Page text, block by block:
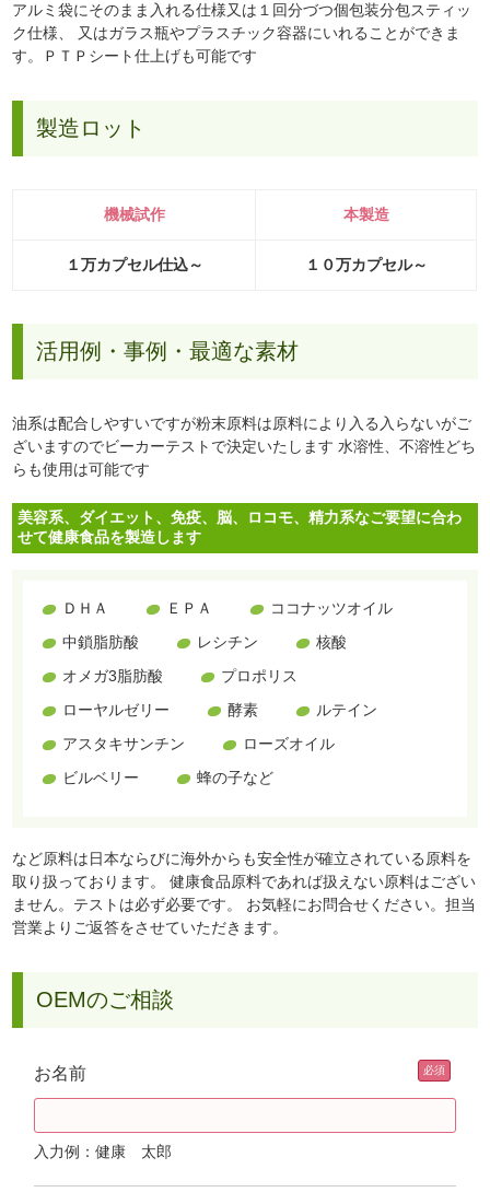
アルミ袋にそのまま入れる仕様又は１回分づつ個包装分包スティッ
ク仕様、 又はガラス瓶やプラスチック容器にいれることができま
す。ＰＴＰシート仕上げも可能です
製造ロット
機械試作 本製造
１万カプセル仕込～ １０万カプセル～
活用例・事例・最適な素材
油系は配合しやすいですが粉末原料は原料により入る入らないがご
ざいますのでビーカーテストで決定いたします 水溶性、不溶性どち
らも使用は可能です
美容系、ダイエット、免疫、脳、ロコモ、精力系なご要望に合わ
せて健康食品を製造します
ＤＨＡ ＥＰＡ
ココナッツオイル
中鎖脂肪酸
レシチン
核酸
オメガ3脂肪酸
プロポリス
ローヤルゼリー
酵素
ルテイン
アスタキサンチン
ローズオイル
ビルベリー
蜂の子など
など原料は日本ならびに海外からも安全性が確立されている原料を
取り扱っております。
健康食品原料であれば扱えない原料はござい
ません。テストは必ず必要です。 お気軽にお問合せください。担当
営業よりご返答をさせていただきます。
OEMのご相談
お名前
入力例：健康 太郎